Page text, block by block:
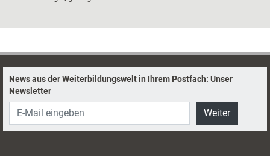
News aus der Weiterbildungswelt in Ihrem Postfach: Unser
Newsletter
Weiter